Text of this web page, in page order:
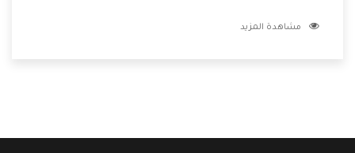
الشركة بها والتى تكون منها خدمة الصيانة التى تكون من أهم
مشاهدة المزيد